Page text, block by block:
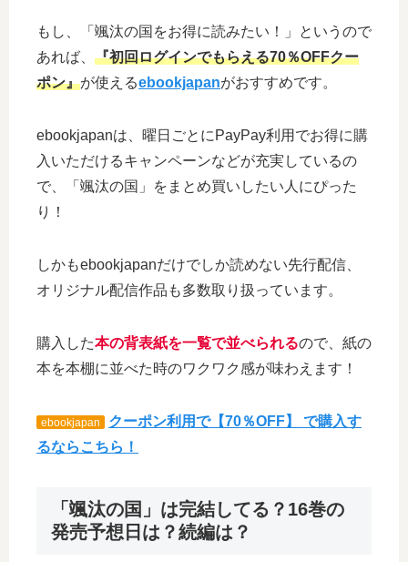
もし、「颯汰の国をお得に読みたい！」というので
あれば、 『初回ログインでもらえる70％OFFクー
ポン』が使えるebookjapanがおすすめです。
ebookjapanは、曜日ごとにPayPay利用でお得に購
入いただけるキャンペーンなどが充実しているの
で、「颯汰の国」をまとめ買いしたい人にぴった
り！
しかもebookjapanだけでしか読めない先行配信、
オリジナル配信作品も多数取り扱っています。
購入した本の背表紙を一覧で並べられるので、紙の
本を本棚に並べた時のワクワク感が味わえます！
ebookjapan
クーポン利用で【70％OFF】 で購入す
るならこちら！
「颯汰の国」は完結してる？16巻の
発売予想日は？続編は？